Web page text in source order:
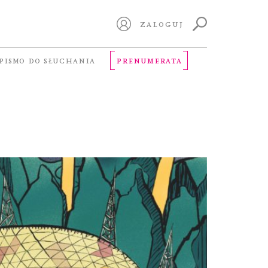
ZALOGUJ
DO SŁUCHANIA PRENUMERATA